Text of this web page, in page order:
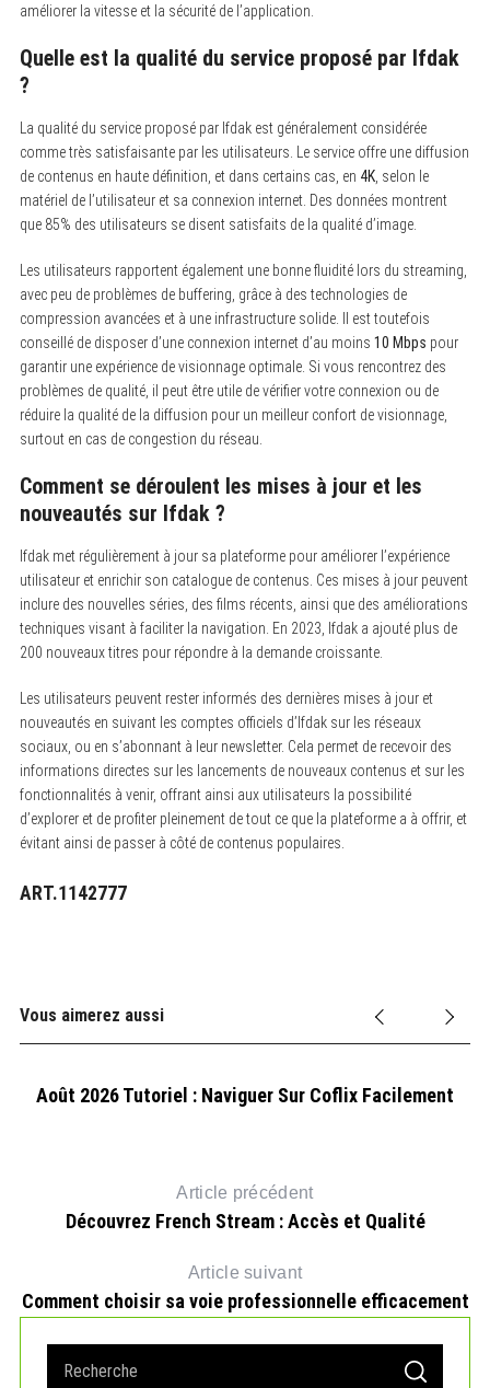
améliorer la vitesse et la sécurité de l’application.
Quelle est la qualité du service proposé par Ifdak
?
La qualité du service proposé par Ifdak est généralement considérée
comme très satisfaisante par les utilisateurs. Le service offre une diffusion
de contenus en haute définition, et dans certains cas, en 4K, selon le
matériel de l’utilisateur et sa connexion internet. Des données montrent
que 85% des utilisateurs se disent satisfaits de la qualité d’image.
Les utilisateurs rapportent également une bonne fluidité lors du streaming,
avec peu de problèmes de buffering, grâce à des technologies de
compression avancées et à une infrastructure solide. Il est toutefois
conseillé de disposer d’une connexion internet d’au moins 10 Mbps pour
garantir une expérience de visionnage optimale. Si vous rencontrez des
problèmes de qualité, il peut être utile de vérifier votre connexion ou de
réduire la qualité de la diffusion pour un meilleur confort de visionnage,
surtout en cas de congestion du réseau.
Comment se déroulent les mises à jour et les
nouveautés sur Ifdak ?
Ifdak met régulièrement à jour sa plateforme pour améliorer l’expérience
utilisateur et enrichir son catalogue de contenus. Ces mises à jour peuvent
inclure des nouvelles séries, des films récents, ainsi que des améliorations
techniques visant à faciliter la navigation. En 2023, Ifdak a ajouté plus de
200 nouveaux titres pour répondre à la demande croissante.
Les utilisateurs peuvent rester informés des dernières mises à jour et
nouveautés en suivant les comptes officiels d’Ifdak sur les réseaux
sociaux, ou en s’abonnant à leur newsletter. Cela permet de recevoir des
informations directes sur les lancements de nouveaux contenus et sur les
fonctionnalités à venir, offrant ainsi aux utilisateurs la possibilité
d’explorer et de profiter pleinement de tout ce que la plateforme a à offrir, et
évitant ainsi de passer à côté de contenus populaires.
ART.1142777
Vous aimerez aussi
Août 2026 Tutoriel : Naviguer Sur Coflix Facilement
Article précédent
Découvrez French Stream : Accès et Qualité
Article suivant
Comment choisir sa voie professionnelle efficacement
S